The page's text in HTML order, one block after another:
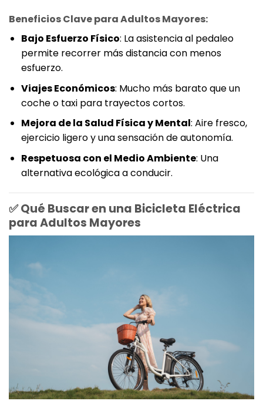
Beneficios Clave para Adultos Mayores:
Bajo Esfuerzo Físico: La asistencia al pedaleo
permite recorrer más distancia con menos
esfuerzo.
Viajes Económicos: Mucho más barato que un
coche o taxi para trayectos cortos.
Mejora de la Salud Física y Mental: Aire fresco,
ejercicio ligero y una sensación de autonomía.
Respetuosa con el Medio Ambiente: Una
alternativa ecológica a conducir.
✅ Qué Buscar en una Bicicleta Eléctrica
para Adultos Mayores